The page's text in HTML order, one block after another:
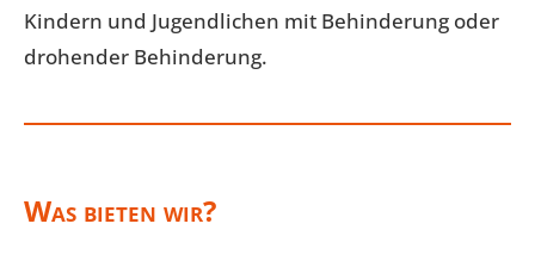
Kindern und Jugendlichen mit Behinderung oder
drohender Behinderung.
Was bieten wir?